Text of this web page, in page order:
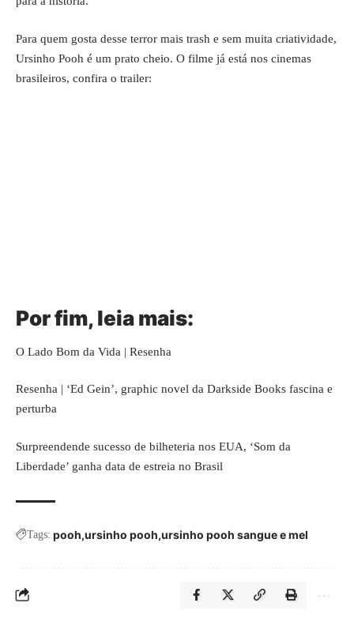
Para quem gosta desse terror mais trash e sem muita criatividade,
Ursinho Pooh é um prato cheio. O filme já está nos cinemas
brasileiros, confira o trailer:
Por fim, leia mais:
O Lado Bom da Vida | Resenha
Resenha | ‘Ed Gein’, graphic novel da Darkside Books fascina e
perturba
Surpreendende sucesso de bilheteria nos EUA, ‘Som da
Liberdade’ ganha data de estreia no Brasil
Tags: pooh ursinho pooh ursinho pooh sangue e mel